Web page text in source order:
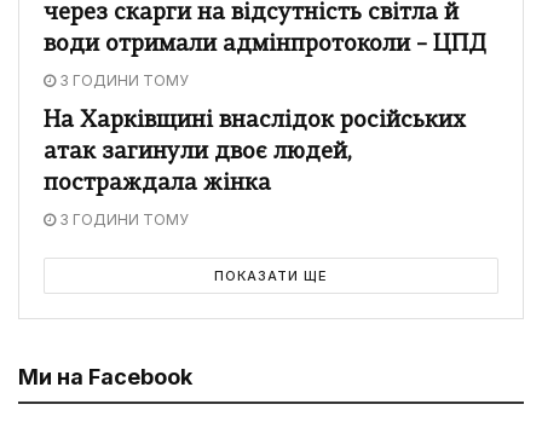
через скарги на відсутність світла й
води отримали адмінпротоколи – ЦПД
3 ГОДИНИ ТОМУ
На Харківщині внаслідок російських
атак загинули двоє людей,
постраждала жінка
3 ГОДИНИ ТОМУ
ПОКАЗАТИ ЩЕ
Ми на Facebook